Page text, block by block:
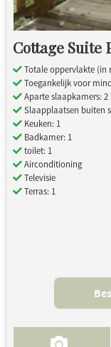
Cottage Suite
Totale oppervlakte (in
Toegankelijk voor
Aparte slaapkamers: 2
Slaapplaatsen buiten
Keuken: 1
Badkamer: 1
toilet: 1
Airconditioning
Televisie
Terras: 1